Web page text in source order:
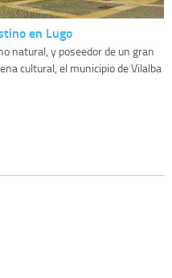
en Lugo
natural, y poseedor de un gran
cultural, el municipio de Vilalba